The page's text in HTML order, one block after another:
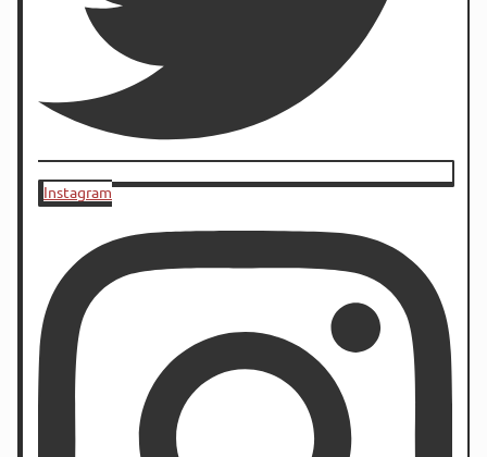
Instagram